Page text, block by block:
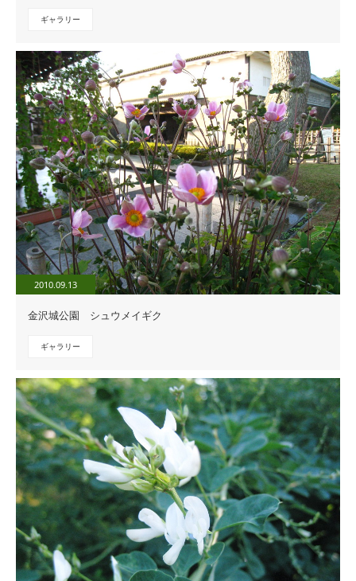
ギャラリー
2010.09.13
金沢城公園 シュウメイギク
ギャラリー